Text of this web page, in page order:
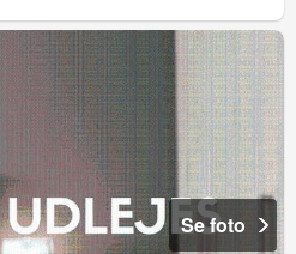
Se foto